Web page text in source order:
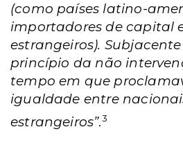
(como países latino-
importadores de capital
estrangeiros).
princípio da não
tempo em que
igualdade entre
estrangeiros”.3